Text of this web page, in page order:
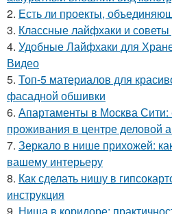
2. Есть ли проекты,
3. Классные лайфхаки и
4. Удобные Лайфхаки для
Видео
5. Топ-5 материалов для
фасадной обшивки
6. Апартаменты в Москва
проживания в центре деловой
7. Зеркало в нише прихожей:
вашему интерьеру
8. Как сделать нишу в
инструкция